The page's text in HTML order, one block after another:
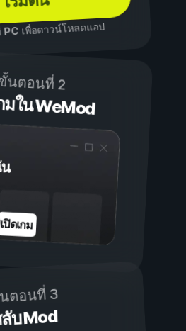
PCเพื่อดาวน์โหลดแอป
นตอนที่ 2
มใน WeMod
เปิดเกม
ตอนที่ 3
บ Mod